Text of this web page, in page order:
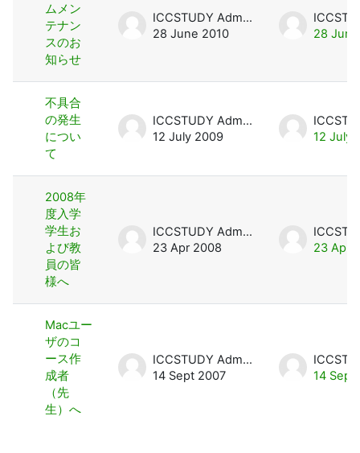
ムメン
テナン
スのお
知らせ
ICCSTUDY Admin User
28 June 2010
28
不具合
の発生
につい
て
ICCSTUDY Admin User
12 July 2009
12 July
2008年
度入学
学生お
よび教
員の皆
様へ
ICCSTUDY Admin User
23 Apr 2008
23 Apr
Macユー
ザのコ
ース作
成者
（先
生）へ
ICCSTUDY Admin User
14 Sept 2007
14 Sept